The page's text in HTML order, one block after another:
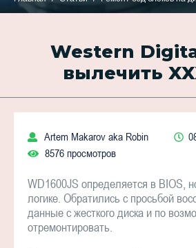
Western
вылечить
Artem Makarov aka Robin
8576 просмотров
WD1600JS определяется в BIOS,
логике. Обратились с просьбой
данные с жесткого диска и по
отремонтировать.